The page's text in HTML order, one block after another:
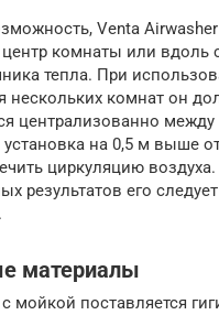
Venta
комнаты или вдоль
тепла. При
нескольких комнат он
централизованно
установка на 0,5 м выше
циркуляцию
результатов его
материалы
мойкой поставляется